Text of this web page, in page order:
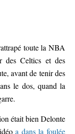
toute la NBA
des Celtics et des
avant de tenir des
le dos, quand la
était bien Delonte
a dans la foulée